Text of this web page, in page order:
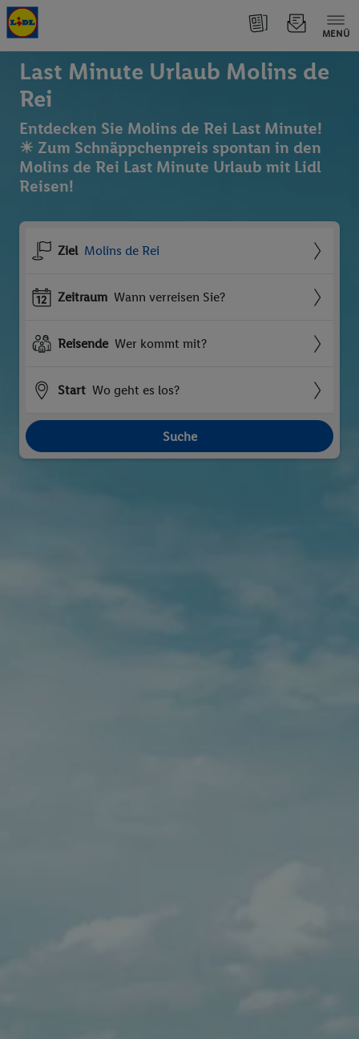
MENÜ
Last Minute Urlaub Molins de
Rei
Entdecken Sie Molins de Rei Last Minute!
☀ Zum Schnäppchenpreis spontan in den
Molins de Rei Last Minute Urlaub mit Lidl
Reisen!
Ziel Molins de Rei
Zeitraum Wann verreisen Sie?
Reisende Wer kommt mit?
Start Wo geht es los?
Suche